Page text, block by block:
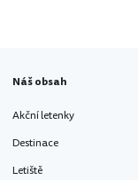
Náš obsah
Akční letenky
Destinace
Letiště